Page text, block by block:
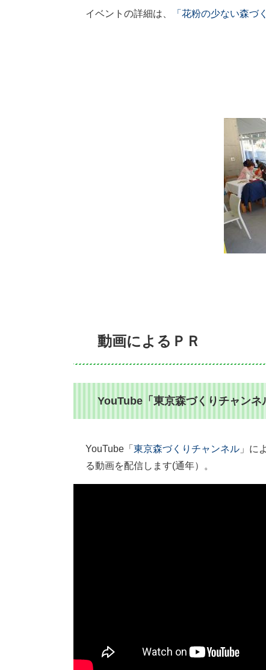
イベントの詳細は、 「花粉の少ない森づ
動画によるＰＲ
YouTube「東京森づくりチャンネ
YouTube「 東京森づくりチャンネル 」に
る動画を配信します(通年）。